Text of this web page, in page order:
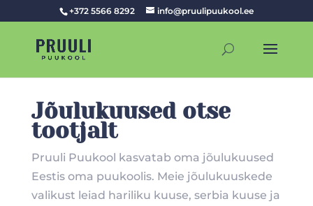
+372 5566 8292 info@pruulipuukool.ee
Jõulukuused otse
tootjalt
Pruuli Puukool kasvatab oma jõulukuused
Eestis oma puukoolis. Meie jõulukuuskede
valikust leiad hariliku kuuse, serbia kuuse ja